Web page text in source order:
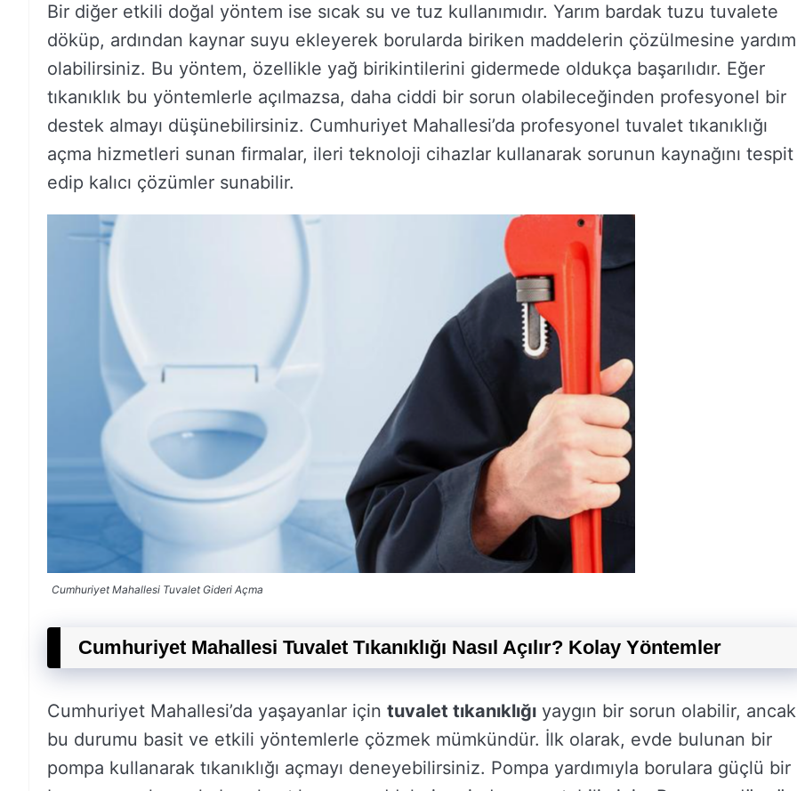
Bir diğer etkili doğal yöntem ise sıcak su ve tuz kullanımıdır. Yarım bardak tuzu tuvalete
döküp, ardından kaynar suyu ekleyerek borularda biriken maddelerin çözülmesine
olabilirsiniz. Bu yöntem, özellikle yağ birikintilerini gidermede oldukça başarılıdır. Eğer
tıkanıklık bu yöntemlerle açılmazsa, daha ciddi bir sorun olabileceğinden profesyonel bir
destek almayı düşünebilirsiniz. Cumhuriyet Mahallesi’da profesyonel tuvalet tıkanıklığı
açma hizmetleri sunan firmalar, ileri teknoloji cihazlar kullanarak sorunun kaynağını tespit
edip kalıcı çözümler sunabilir.
Cumhuriyet Mahallesi Tuvalet Gideri Açma
Cumhuriyet Mahallesi Tuvalet Tıkanıklığı Nasıl Açılır? Kolay Yöntemler
Cumhuriyet Mahallesi’da yaşayanlar için tuvalet tıkanıklığı yaygın bir sorun olabilir, ancak
bu durumu basit ve etkili yöntemlerle çözmek mümkündür. İlk olarak, evde bulunan bir
pompa kullanarak tıkanıklığı açmayı deneyebilirsiniz. Pompa yardımıyla borulara güçlü bir